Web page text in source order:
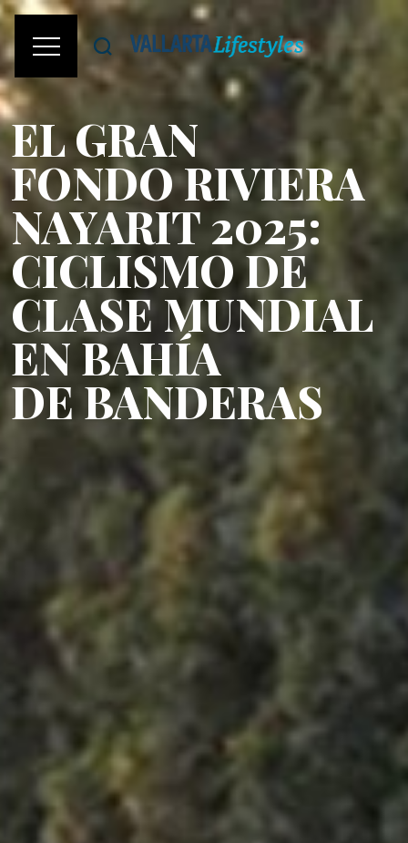
EL GRAN
FONDO RIVIERA
NAYARIT 2025:
CICLISMO DE
CLASE MUNDIAL
EN BAHÍA
DE BANDERAS